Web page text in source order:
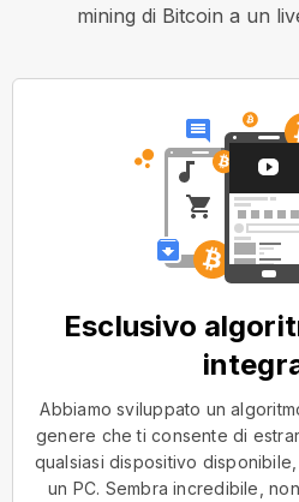
mining di Bitcoin a un
Esclusivo
Abbiamo sviluppato un
genere che ti consente di
qualsiasi dispositivo
un PC. Sembra incredibile,